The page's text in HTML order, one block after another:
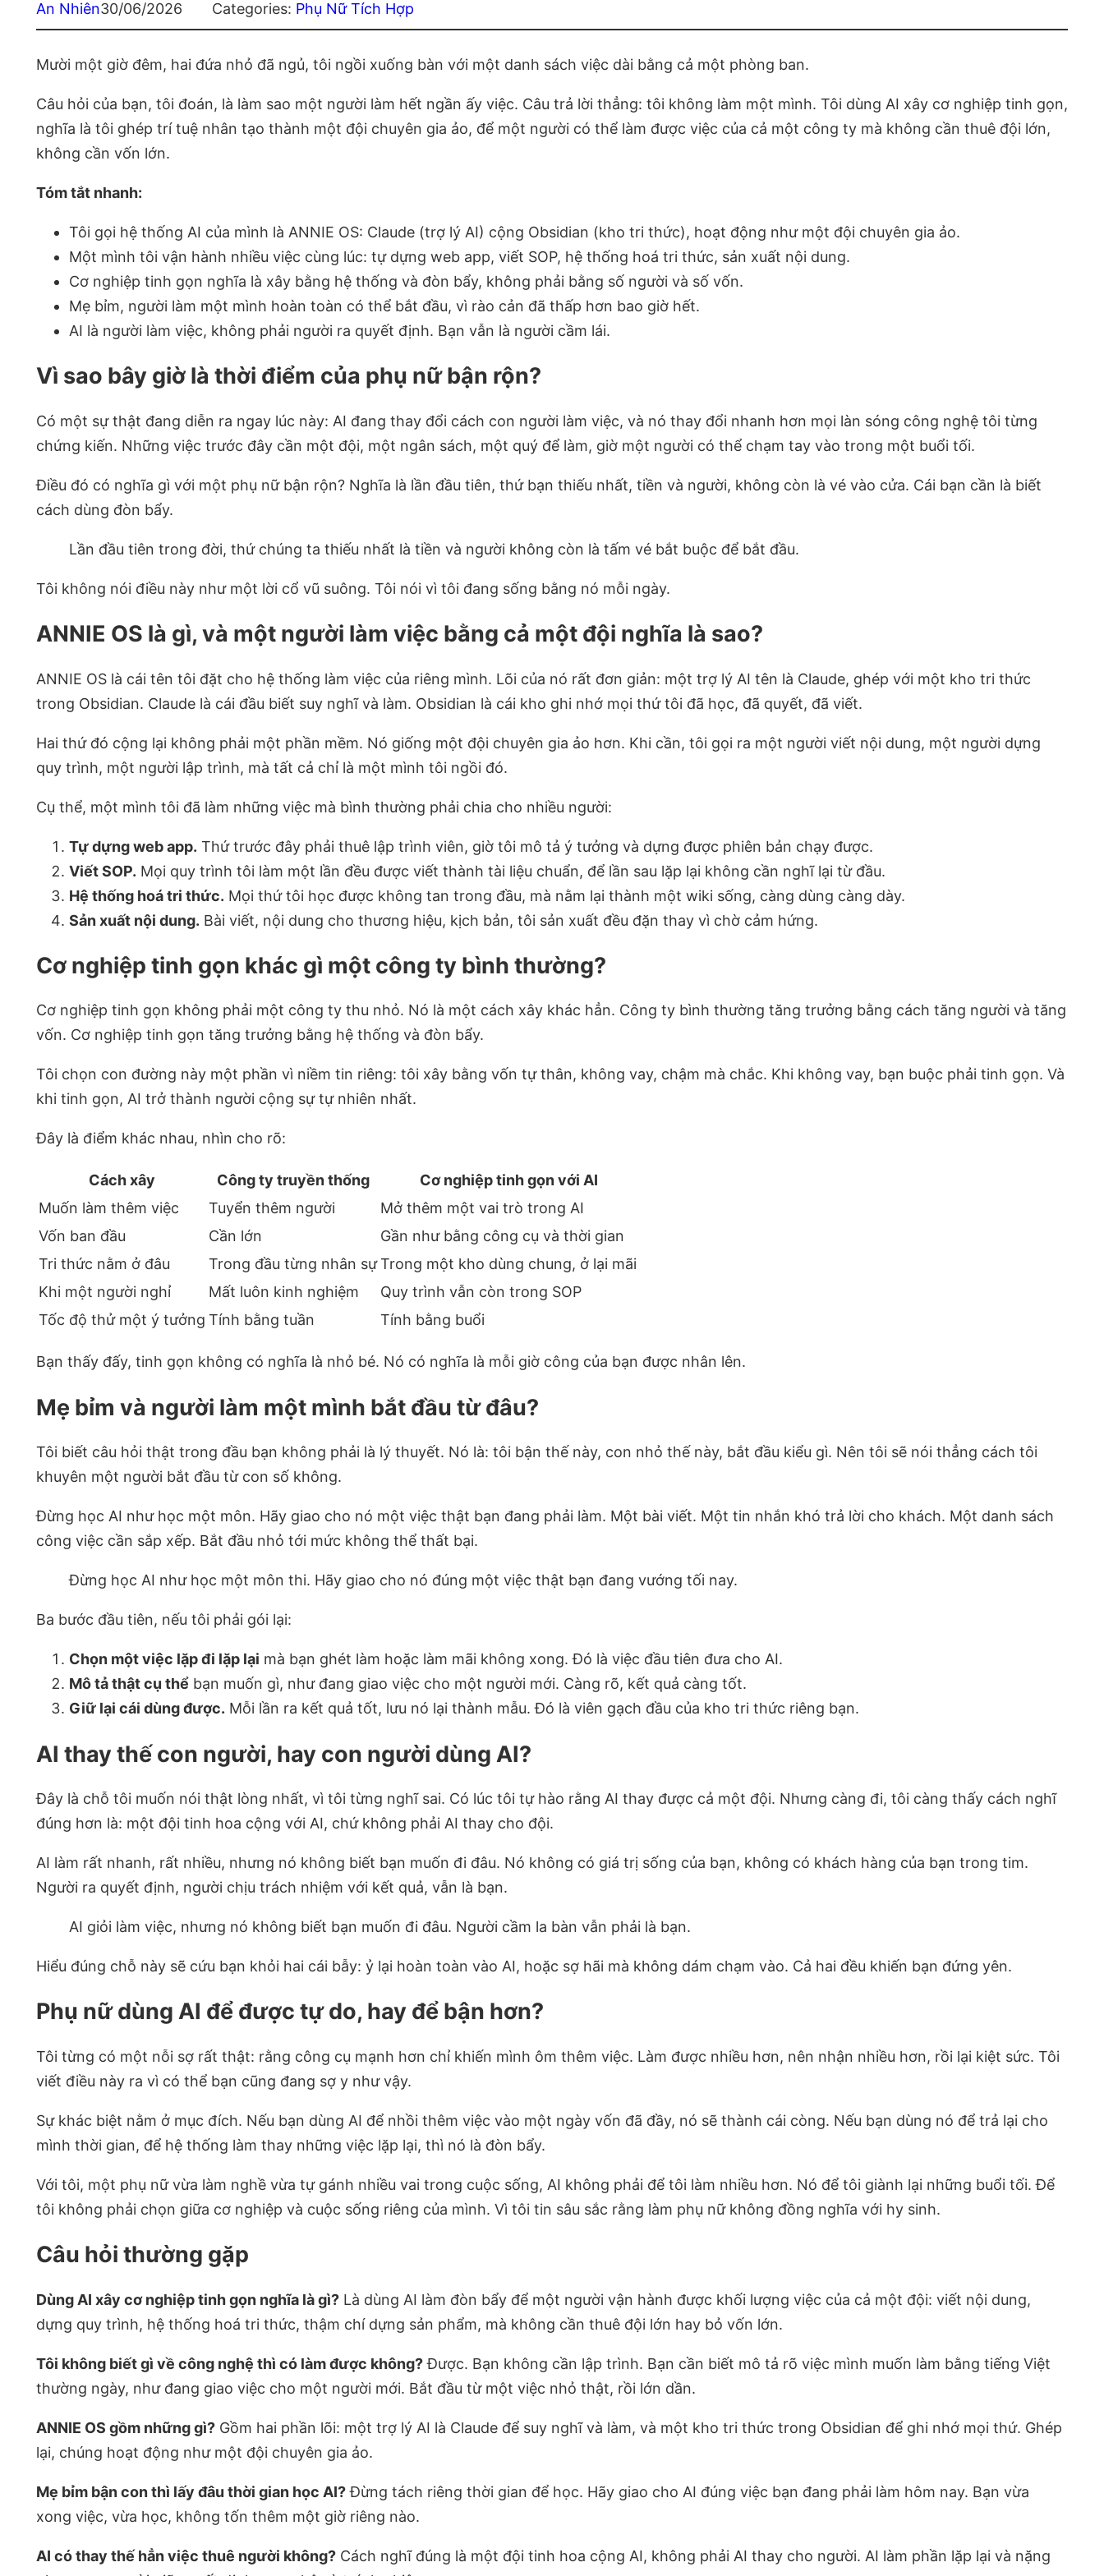
An Nhiên30/06/2026 Categories: Phụ Nữ Tích Hợp
Mười một giờ đêm, hai đứa nhỏ đã ngủ, tôi ngồi xuống bàn với một danh sách việc dài bằng cả một phòng ban.
Câu hỏi của bạn, tôi đoán, là làm sao một người làm hết ngần ấy việc. Câu trả lời thẳng: tôi không làm một mình. Tôi dùng AI xây cơ nghiệp tinh gọn,
nghĩa là tôi ghép trí tuệ nhân tạo thành một đội chuyên gia ảo, để một người có thể làm được việc của cả một công ty mà không cần thuê đội lớn,
không cần vốn lớn.
Tóm tắt nhanh:
Tôi gọi hệ thống AI của mình là ANNIE OS: Claude (trợ lý AI) cộng Obsidian (kho tri thức), hoạt động như một đội chuyên gia ảo.
Một mình tôi vận hành nhiều việc cùng lúc: tự dựng web app, viết SOP, hệ thống hoá tri thức, sản xuất nội dung.
Cơ nghiệp tinh gọn nghĩa là xây bằng hệ thống và đòn bẩy, không phải bằng số người và số vốn.
Mẹ bỉm, người làm một mình hoàn toàn có thể bắt đầu, vì rào cản đã thấp hơn bao giờ hết.
AI là người làm việc, không phải người ra quyết định. Bạn vẫn là người cầm lái.
Vì sao bây giờ là thời điểm của phụ nữ bận rộn?
Có một sự thật đang diễn ra ngay lúc này: AI đang thay đổi cách con người làm việc, và nó thay đổi nhanh hơn mọi làn sóng công nghệ tôi từng
chứng kiến. Những việc trước đây cần một đội, một ngân sách, một quý để làm, giờ một người có thể chạm tay vào trong một buổi tối.
Điều đó có nghĩa gì với một phụ nữ bận rộn? Nghĩa là lần đầu tiên, thứ bạn thiếu nhất, tiền và người, không còn là vé vào cửa. Cái bạn cần là biết
cách dùng đòn bẩy.
Lần đầu tiên trong đời, thứ chúng ta thiếu nhất là tiền và người không còn là tấm vé bắt buộc để bắt đầu.
Tôi không nói điều này như một lời cổ vũ suông. Tôi nói vì tôi đang sống bằng nó mỗi ngày.
ANNIE OS là gì, và một người làm việc bằng cả một đội nghĩa là sao?
ANNIE OS là cái tên tôi đặt cho hệ thống làm việc của riêng mình. Lõi của nó rất đơn giản: một trợ lý AI tên là Claude, ghép với một kho tri thức
trong Obsidian. Claude là cái đầu biết suy nghĩ và làm. Obsidian là cái kho ghi nhớ mọi thứ tôi đã học, đã quyết, đã viết.
Hai thứ đó cộng lại không phải một phần mềm. Nó giống một đội chuyên gia ảo hơn. Khi cần, tôi gọi ra một người viết nội dung, một người dựng
quy trình, một người lập trình, mà tất cả chỉ là một mình tôi ngồi đó.
Cụ thể, một mình tôi đã làm những việc mà bình thường phải chia cho nhiều người:
Tự dựng web app. Thứ trước đây phải thuê lập trình viên, giờ tôi mô tả ý tưởng và dựng được phiên bản chạy được.
Viết SOP. Mọi quy trình tôi làm một lần đều được viết thành tài liệu chuẩn, để lần sau lặp lại không cần nghĩ lại từ đầu.
Hệ thống hoá tri thức. Mọi thứ tôi học được không tan trong đầu, mà nằm lại thành một wiki sống, càng dùng càng dày.
Sản xuất nội dung. Bài viết, nội dung cho thương hiệu, kịch bản, tôi sản xuất đều đặn thay vì chờ cảm hứng.
Cơ nghiệp tinh gọn khác gì một công ty bình thường?
Cơ nghiệp tinh gọn không phải một công ty thu nhỏ. Nó là một cách xây khác hẳn. Công ty bình thường tăng trưởng bằng cách tăng người và tăng
vốn. Cơ nghiệp tinh gọn tăng trưởng bằng hệ thống và đòn bẩy.
Tôi chọn con đường này một phần vì niềm tin riêng: tôi xây bằng vốn tự thân, không vay, chậm mà chắc. Khi không vay, bạn buộc phải tinh gọn. Và
khi tinh gọn, AI trở thành người cộng sự tự nhiên nhất.
Đây là điểm khác nhau, nhìn cho rõ:
Cách xây Công ty truyền thống
Cơ nghiệp tinh gọn với AI
Muốn làm thêm việc
Tuyển thêm người
Mở thêm một vai trò trong AI
Vốn ban đầu
Cần lớn
Gần như bằng công cụ và thời gian
Tri thức nằm ở đâu
Trong đầu từng nhân sựTrong một kho dùng chung, ở lại mãi
Khi một người nghỉ
Mất luôn kinh nghiệm
Quy trình vẫn còn trong SOP
Tốc độ thử một ý tưởng Tính bằng tuần Tính bằng buổi
Bạn thấy đấy, tinh gọn không có nghĩa là nhỏ bé. Nó có nghĩa là mỗi giờ công của bạn được nhân lên.
Mẹ bỉm và người làm một mình bắt đầu từ đâu?
Tôi biết câu hỏi thật trong đầu bạn không phải là lý thuyết. Nó là: tôi bận thế này, con nhỏ thế này, bắt đầu kiểu gì. Nên tôi sẽ nói thẳng cách tôi
khuyên một người bắt đầu từ con số không.
Đừng học AI như học một môn. Hãy giao cho nó một việc thật bạn đang phải làm. Một bài viết. Một tin nhắn khó trả lời cho khách. Một danh sách
công việc cần sắp xếp. Bắt đầu nhỏ tới mức không thể thất bại.
Đừng học AI như học một môn thi. Hãy giao cho nó đúng một việc thật bạn đang vướng tối nay.
Ba bước đầu tiên, nếu tôi phải gói lại:
Chọn một việc lặp đi lặp lại mà bạn ghét làm hoặc làm mãi không xong. Đó là việc đầu tiên đưa cho AI.
Mô tả thật cụ thể bạn muốn gì, như đang giao việc cho một người mới. Càng rõ, kết quả càng tốt.
Giữ lại cái dùng được. Mỗi lần ra kết quả tốt, lưu nó lại thành mẫu. Đó là viên gạch đầu của kho tri thức riêng bạn.
AI thay thế con người, hay con người dùng AI?
Đây là chỗ tôi muốn nói thật lòng nhất, vì tôi từng nghĩ sai. Có lúc tôi tự hào rằng AI thay được cả một đội. Nhưng càng đi, tôi càng thấy cách nghĩ
đúng hơn là: một đội tinh hoa cộng với AI, chứ không phải AI thay cho đội.
AI làm rất nhanh, rất nhiều, nhưng nó không biết bạn muốn đi đâu. Nó không có giá trị sống của bạn, không có khách hàng của bạn trong tim.
Người ra quyết định, người chịu trách nhiệm với kết quả, vẫn là bạn.
AI giỏi làm việc, nhưng nó không biết bạn muốn đi đâu. Người cầm la bàn vẫn phải là bạn.
Hiểu đúng chỗ này sẽ cứu bạn khỏi hai cái bẫy: ỷ lại hoàn toàn vào AI, hoặc sợ hãi mà không dám chạm vào. Cả hai đều khiến bạn đứng yên.
Phụ nữ dùng AI để được tự do, hay để bận hơn?
Tôi từng có một nỗi sợ rất thật: rằng công cụ mạnh hơn chỉ khiến mình ôm thêm việc. Làm được nhiều hơn, nên nhận nhiều hơn, rồi lại kiệt sức. Tôi
viết điều này ra vì có thể bạn cũng đang sợ y như vậy.
Sự khác biệt nằm ở mục đích. Nếu bạn dùng AI để nhồi thêm việc vào một ngày vốn đã đầy, nó sẽ thành cái còng. Nếu bạn dùng nó để trả lại cho
mình thời gian, để hệ thống làm thay những việc lặp lại, thì nó là đòn bẩy.
Với tôi, một phụ nữ vừa làm nghề vừa tự gánh nhiều vai trong cuộc sống, AI không phải để tôi làm nhiều hơn. Nó để tôi giành lại những buổi tối. Để
tôi không phải chọn giữa cơ nghiệp và cuộc sống riêng của mình. Vì tôi tin sâu sắc rằng làm phụ nữ không đồng nghĩa với hy sinh.
Câu hỏi thường gặp
Dùng AI xây cơ nghiệp tinh gọn nghĩa là gì? Là dùng AI làm đòn bẩy để một người vận hành được khối lượng việc của cả một đội: viết nội dung,
dựng quy trình, hệ thống hoá tri thức, thậm chí dựng sản phẩm, mà không cần thuê đội lớn hay bỏ vốn lớn.
Tôi không biết gì về công nghệ thì có làm được không?Được. Bạn không cần lập trình. Bạn cần biết mô tả rõ việc mình muốn làm bằng tiếng Việt
thường ngày, như đang giao việc cho một người mới. Bắt đầu từ một việc nhỏ thật, rồi lớn dần.
ANNIE OS gồm những gì? Gồm hai phần lõi: một trợ lý AI là Claude để suy nghĩ và làm, và một kho tri thức trong Obsidian để ghi nhớ mọi thứ. Ghép
lại, chúng hoạt động như một đội chuyên gia ảo.
Mẹ bỉm bận con thì lấy đâu thời gian học AI?Đừng tách riêng thời gian để học. Hãy giao cho AI đúng việc bạn đang phải làm hôm nay. Bạn vừa
xong việc, vừa học, không tốn thêm một giờ riêng nào.
AI có thay thế hẳn việc thuê người không? Cách nghĩ đúng là một đội tinh hoa cộng AI, không phải AI thay cho người. AI làm phần lặp lại và nặng